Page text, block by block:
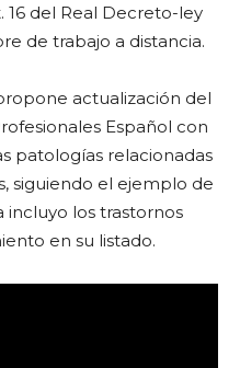
16 del Real Decreto-ley
de trabajo a distancia.
actualización del
Español con
patologías relacionadas
siguiendo el ejemplo de
incluyo los trastornos
en su listado.